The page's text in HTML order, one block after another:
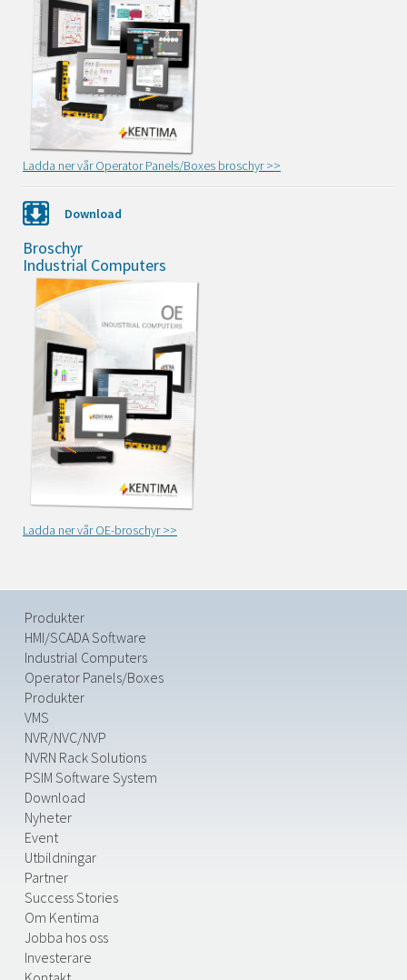
Ladda ner vår Operator Panels/Boxes broschyr >>
Download
Broschyr
Industrial Computers
Ladda ner vår OE-broschyr >>
Produkter
HMI/SCADA Software
Industrial Computers
Operator Panels/Boxes
Produkter
VMS
NVR/NVC/NVP
NVRN Rack Solutions
PSIM Software System
Download
Nyheter
Event
Utbildningar
Partner
Success Stories
Om Kentima
Jobba hos oss
Investerare